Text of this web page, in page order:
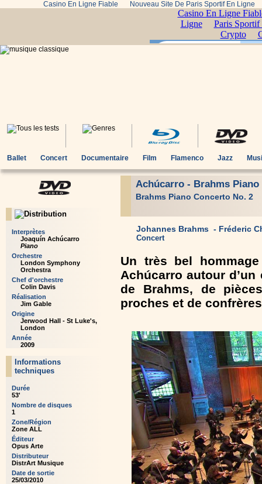
Casino En Ligne Fiable Nouveau Site De Paris Sportif En Ligne
Ballet Concert Documentaire Film Flamenco Jazz
Interprètes
Joaquín Achúcarro
Piano
Orchestre
London Symphony
Orchestra
Chef d'orchestre
Colin Davis
Réalisation
Jim Gable
Origine
Jerwood Hall - St Luke's,
London
Année
2009
Informations
techniques
Durée
53'
Nombre de disques
1
Zone/Région
Zone ALL
Éditeur
Opus Arte
Distributeur
DistrArt Musique
Date de sortie
25/03/2010
Achúcarro - Brahms Piano
Brahms Piano Concerto No. 2
Johannes Brahms - Fréderic
Concert
Un très bel
Achúcarro autour
de Brahms, de
proches et de